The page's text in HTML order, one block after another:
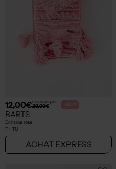
12,00€Prix boutique :
29,99€ -60%
BARTS
Echarpe rose
T : TU
ACHAT EXPRESS